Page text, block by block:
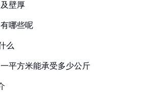
壁厚
哪些呢
么
平方米能承受多少公斤